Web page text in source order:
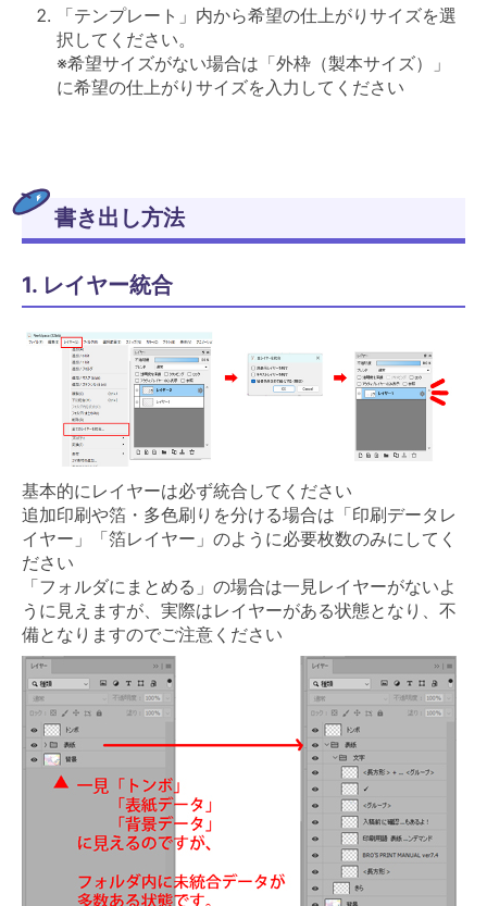
「テンプレート」内から希望の仕上がりサイズを選
択してください。
※希望サイズがない場合は「外枠（製本サイズ）」
に希望の仕上がりサイズを入力してください
書き出し方法
1. レイヤー統合
基本的にレイヤーは必ず統合してください
追加印刷や箔・多色刷りを分ける場合は「印刷データレ
イヤー」「箔レイヤー」のように必要枚数のみにしてく
ださい
「フォルダにまとめる」の場合は一見レイヤーがないよ
うに見えますが、実際はレイヤーがある状態となり、不
備となりますのでご注意ください